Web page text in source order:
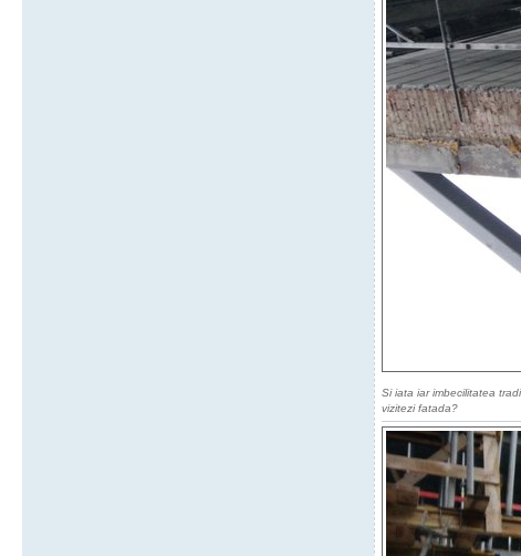
Si iata iar imbecilitatea
vizitezi fatada?